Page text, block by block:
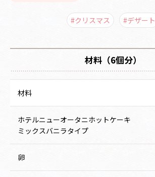
#クリスマス #デザート
材料（6個分）
材料
ホテルニューオータニホットケーキ
ミックスバニラタイプ
卵